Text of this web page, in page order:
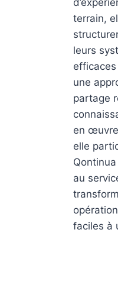
terrain,
leurs
une
partage
en œuvre
elle
au
faciles à